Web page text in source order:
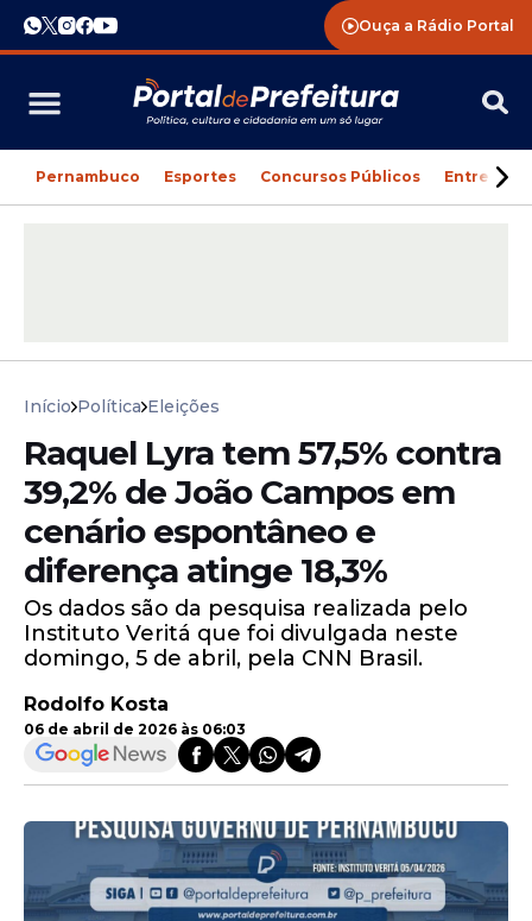
Ouça a Rádio Portal
Pernambuco Esportes Concursos Públicos
Início Política Eleições
Raquel Lyra tem 57,5% contra
39,2% de João Campos em
cenário espontâneo e
diferença atinge 18,3%
Os dados são da pesquisa realizada pelo
Instituto Veritá que foi divulgada neste
domingo, 5 de abril, pela CNN Brasil.
Rodolfo Kosta
06 de abril de 2026 às 06:03